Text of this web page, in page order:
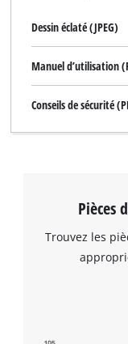
Dessin éclaté (JPEG)
Manuel d’utilisation
Conseils de sécurité
Pièces
Trouvez les